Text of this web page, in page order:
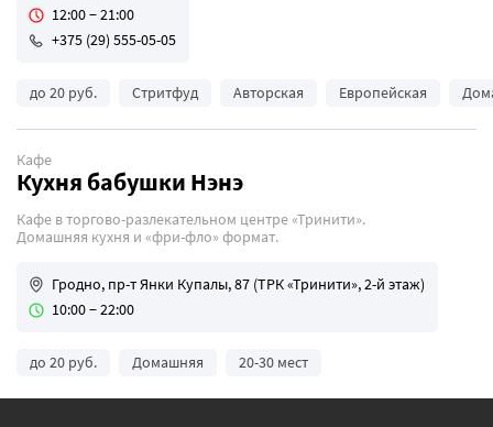
12:00 − 21:00
+375 (29) 555-05-05
до 20 руб. Стритфуд Авторская Европейская
Кафе
Кухня бабушки Нэнэ
Кафе в торгово-разлекательном центре «Тринити».
Домашняя кухня и «фри-фло» формат.
Гродно, пр-т Янки Купалы, 87 (ТРК «Тринити», 2-й этаж)
10:00 − 22:00
до 20 руб. Домашняя 20-30 мест